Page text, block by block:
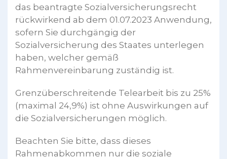
das beantragte Sozialversicherungsrecht
rückwirkend ab dem 01.07.2023 Anwendung,
sofern Sie durchgängig der
Sozialversicherung des Staates unterlegen
haben, welcher gemäß
Rahmenvereinbarung zuständig ist.
Grenzüberschreitende Telearbeit bis zu 25%
(maximal 24,9%) ist ohne Auswirkungen auf
die Sozialversicherungen möglich.
Beachten Sie bitte, dass dieses
Rahmenabkommen nur die soziale